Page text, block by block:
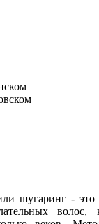
шугаринг - это